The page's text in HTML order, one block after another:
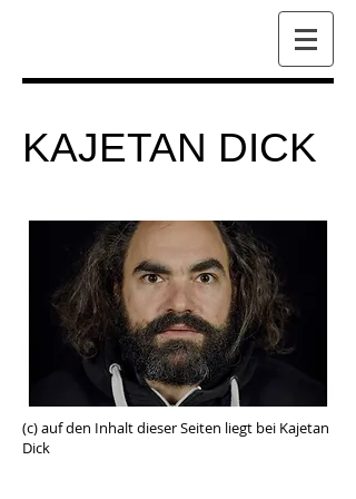
KAJETAN DICK
​(c) auf den Inhalt dieser Seiten liegt bei Kajetan
Dick